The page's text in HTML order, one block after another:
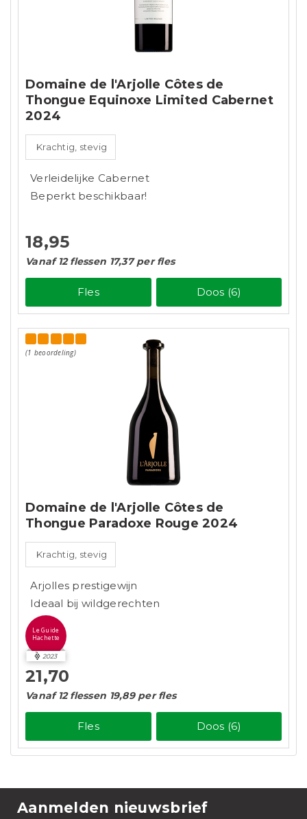
Domaine de l'Arjolle Côtes de
Thongue Equinoxe Limited Cabernet
2024
Krachtig, stevig
Verleidelijke Cabernet
Beperkt beschikbaar!
18,95
Vanaf 12 flessen 17,37 per fles
Fles Doos (6)
(1 beoordeling)
Domaine de l'Arjolle Côtes de
Thongue Paradoxe Rouge 2024
Krachtig, stevig
Arjolles prestigewijn
Ideaal bij wildgerechten
Le Guide
Hachette
2023
21,70
Vanaf 12 flessen 19,89 per fles
Fles Doos (6)
Aanmelden nieuwsbrief